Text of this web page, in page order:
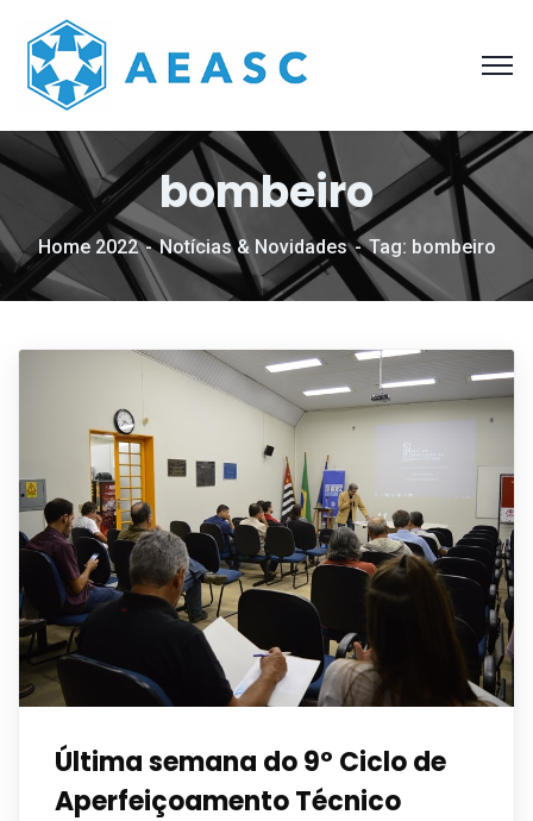
bombeiro
Home 2022 Notícias & Novidades Tag: bombeiro
Última semana do 9º Ciclo de
Aperfeiçoamento Técnico